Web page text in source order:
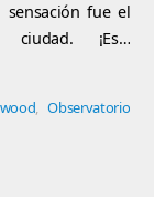
fue el
¡Es…
,Observatorio